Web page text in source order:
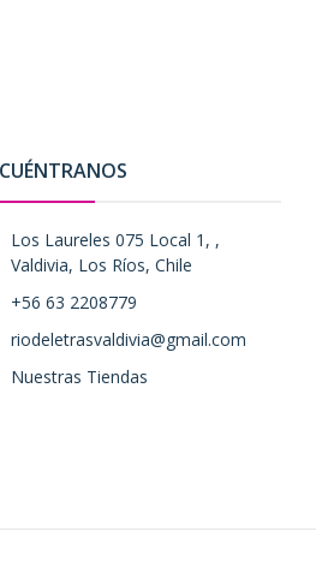
Los Laureles 075 Local 1, ,
Valdivia, Los Ríos, Chile
+56 63 2208779
riodeletrasvaldivia@gmail.com
Nuestras Tiendas